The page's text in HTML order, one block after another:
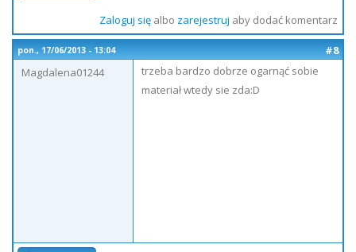
Zaloguj sięalbo zarejestruj aby dodać komentarz
pon., 17/06/2013 - 13:04
#8
Magdalena01244
trzeba bardzo dobrze ogarnąć sobie
materiał wtedy sie zda:D